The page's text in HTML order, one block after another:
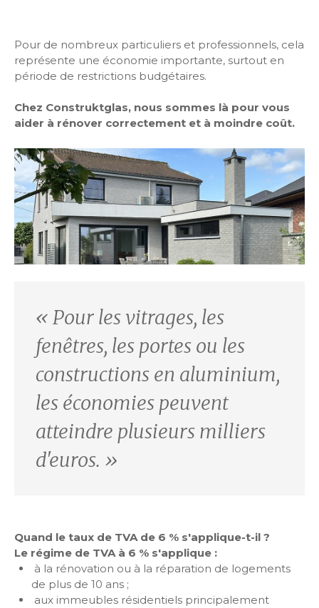
Pour de nombreux particuliers et professionnels, cela
représente une économie importante, surtout en
période de restrictions budgétaires.
Chez Construktglas, nous sommes là pour vous
aider à rénover correctement et à moindre coût.
« Pour les vitrages, les
fenêtres, les portes ou les
constructions en aluminium,
les économies peuvent
atteindre plusieurs milliers
d'euros. »
Quand le taux de TVA de 6 % s'applique-t-il ?
Le régime de TVA à 6 % s'applique :
à la rénovation ou à la réparation de logements
de plus de 10 ans ;
aux immeubles résidentiels principalement